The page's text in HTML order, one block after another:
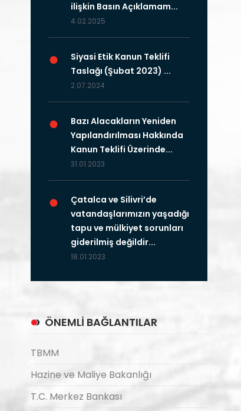
ilişkin Basın Açıklamam...
4.02.2025
●
Siyasi Etik Kanun Teklifi
Taslağı (Şubat 2023) ...
2.07.2024
●
Bazı Alacakların Yeniden
Yapılandırılması Hakkında
Kanun Teklifi Üzerinde...
31.01.2023
●
Çatalca ve Silivri’de
vatandaşlarımızın yaşadığı
tapu ve mülkiyet sorunları
giderilmiş değildir...
18.01.2023
ÖNEMLİ BAĞLANTILAR
TBMM
Hazine ve Maliye Bakanlığı
T.C. Merkez Bankası